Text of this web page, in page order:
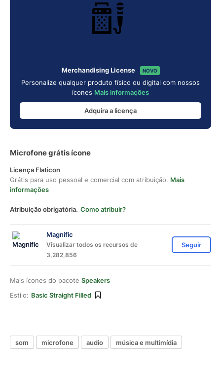
Merchandising License NOVO
Personalize qualquer produto físico ou digital com nossos
ícones Mais informações
Adquira a licença
Microfone grátis ícone
Licença Flaticon
Grátis para uso pessoal e comercial com atribuição. Mais
informações
Atribuição obrigatória. Como atribuir?
Magnific
Visualizar todos os recursos de
3,282,856
Seguir
Mais ícones do pacote Speakers
Estilo: Basic Straight Filled
som microfone audio música e multimídia